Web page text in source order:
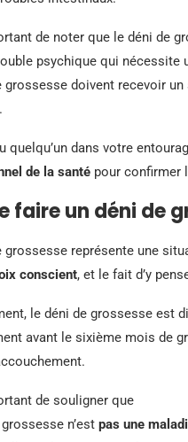
de noter que le déni de
psychique qui nécessite
grossesse doivent recevoir
quelqu’un dans votre
de la santé pour confirmer
faire un déni de
grossesse représente une
conscient, et le fait d’y
le déni de grossesse est
avant le sixième mois de
de souligner que
n’est pas une